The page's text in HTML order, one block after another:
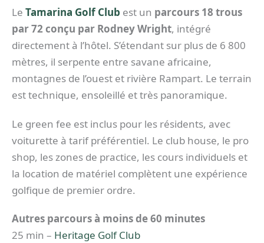
Le Tamarina Golf Club est un parcours 18 trous
par 72 conçu par Rodney Wright, intégré
directement à l’hôtel. S’étendant sur plus de 6 800
mètres, il serpente entre savane africaine,
montagnes de l’ouest et rivière Rampart. Le terrain
est technique, ensoleillé et très panoramique.
Le green fee est inclus pour les résidents, avec
voiturette à tarif préférentiel. Le club house, le pro
shop, les zones de practice, les cours individuels et
la location de matériel complètent une expérience
golfique de premier ordre.
Autres parcours à moins de 60 minutes
25 min – Heritage Golf Club